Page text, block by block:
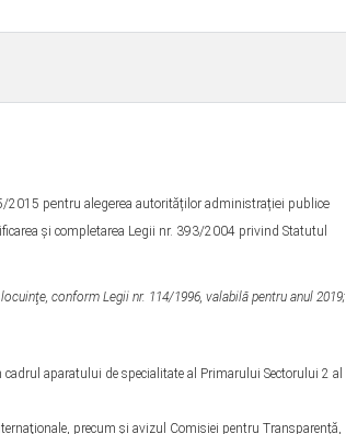
2015 pentru alegerea autorităților administrației publice
şi completarea Legii nr. 393/2004 privind Statutul
conform Legii nr. 114/1996, valabilă pentru anul 2019;
aparatului de specialitate al Primarului Sectorului 2 al
precum şi avizul Comisiei pentru Transparență,